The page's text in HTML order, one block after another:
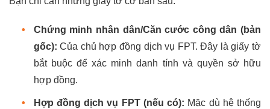
•
Chứng minh nhân dân/Căn cước công dân (bản
gốc): Của chủ hợp đồng dịch vụ FPT. Đây là giấy tờ
bắt buộc để xác minh danh tính và quyền sở hữu
hợp đồng.
• Hợp đồng dịch vụ FPT (nếu có): Mặc dù hệ thống